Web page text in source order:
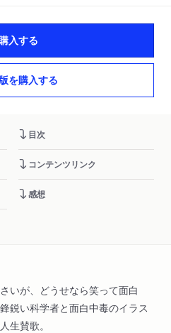
入する
を購入する
目次
コンテンツリンク
感想
いが、どうせなら笑って面白
鋭い科学者と面白中毒のイラス
生賛歌。